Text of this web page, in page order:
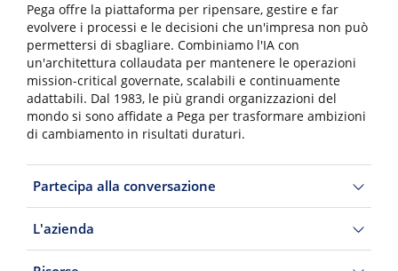
Pega offre la piattaforma per ripensare, gestire e far
evolvere i processi e le decisioni che un'impresa non può
permettersi di sbagliare. Combiniamo l'IA con
un'architettura collaudata per mantenere le operazioni
mission-critical governate, scalabili e continuamente
adattabili. Dal 1983, le più grandi organizzazioni del
mondo si sono affidate a Pega per trasformare ambizioni
di cambiamento in risultati duraturi.
Partecipa alla conversazione
L'azienda